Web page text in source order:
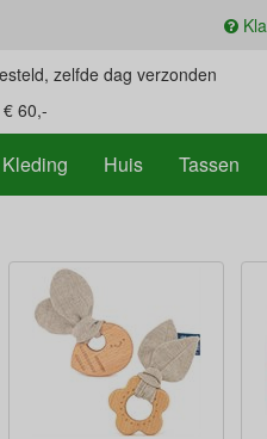
zelfde dag verzonden
60,-
Kleding Huis Tassen